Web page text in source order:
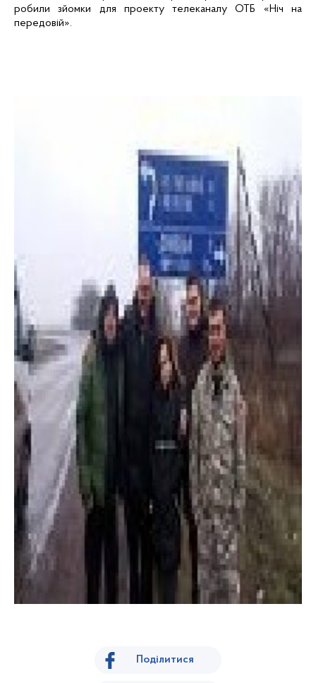
робилизйомки для проектутелеканалу ОТБ «Ніч на
передовій».
Поділитися